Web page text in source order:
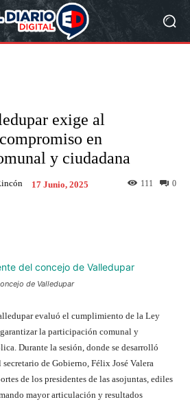
exige al
en
y ciudadana
17 Junio, 2025 0
111
de Valledupar
evaluó el cumplimiento de la Ley
la participación comunal y
Durante la sesión, donde se desarrolló
de Gobierno, Félix José Valera
de los presidentes de las asojuntas, ediles
mayor articulación y resultados